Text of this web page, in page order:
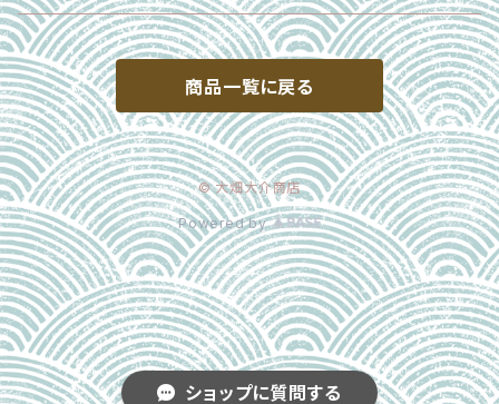
ショップに質問する
商品一覧に戻る
© 大畑大介商店
Powered by